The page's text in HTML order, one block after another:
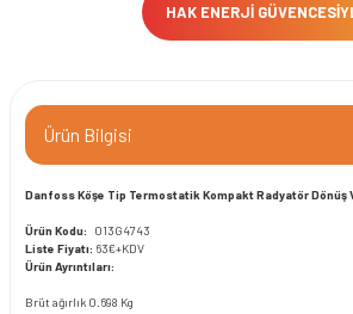
HAK ENERJİ
Ürün Bilgisi
Danfoss Köşe Tip Termostatik Kompakt Radyatör Dönüş
Ürün Kodu: 013G4743
Liste Fiyatı: 63€+KDV
Ürün Ayrıntıları:
Brüt ağırlık 0.698 Kg